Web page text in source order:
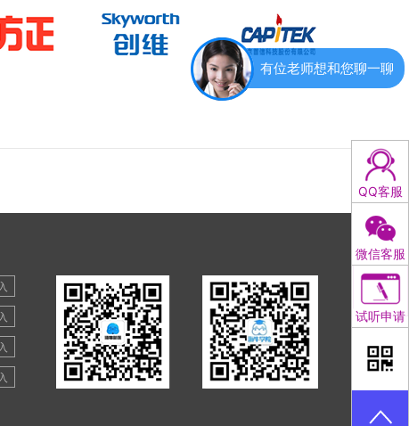
有位老师想和您聊一聊
QQ客服
微信客服
试听申请